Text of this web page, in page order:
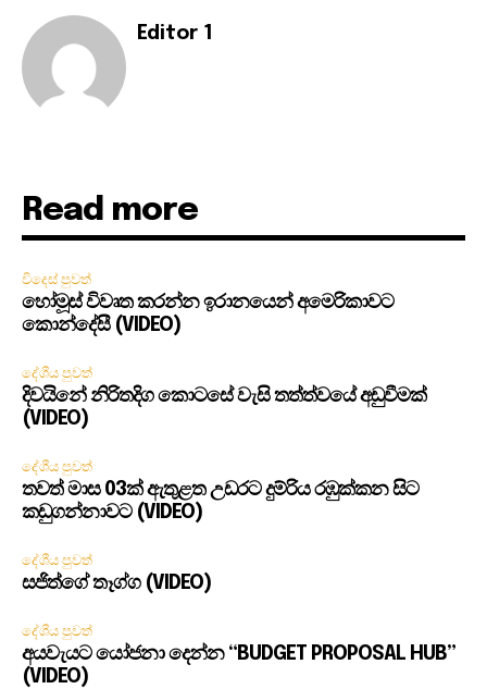
Editor 1
Read more
විදෙස් පුවත්
හෝමූස් විවෘත කරන්න ඉරානයෙන් අමෙරිකාවට
කොන්දේසී (VIDEO)
දේශීය පුවත්
දිවයිනේ නිරිතදිග කොටසේ වැසි තත්ත්වයේ අඩුවීමක්
(VIDEO)
දේශීය පුවත්
තවත් මාස 03ක් ඇතුළත උඩරට දුම්රිය රඹුක්කන සිට
කඩුගන්නාවට (VIDEO)
දේශීය පුවත්
සජිත්ගේ තෑග්ග (VIDEO)
දේශීය පුවත්
අයවැයට යෝජනා දෙන්න “BUDGET PROPOSAL HUB”
(VIDEO)